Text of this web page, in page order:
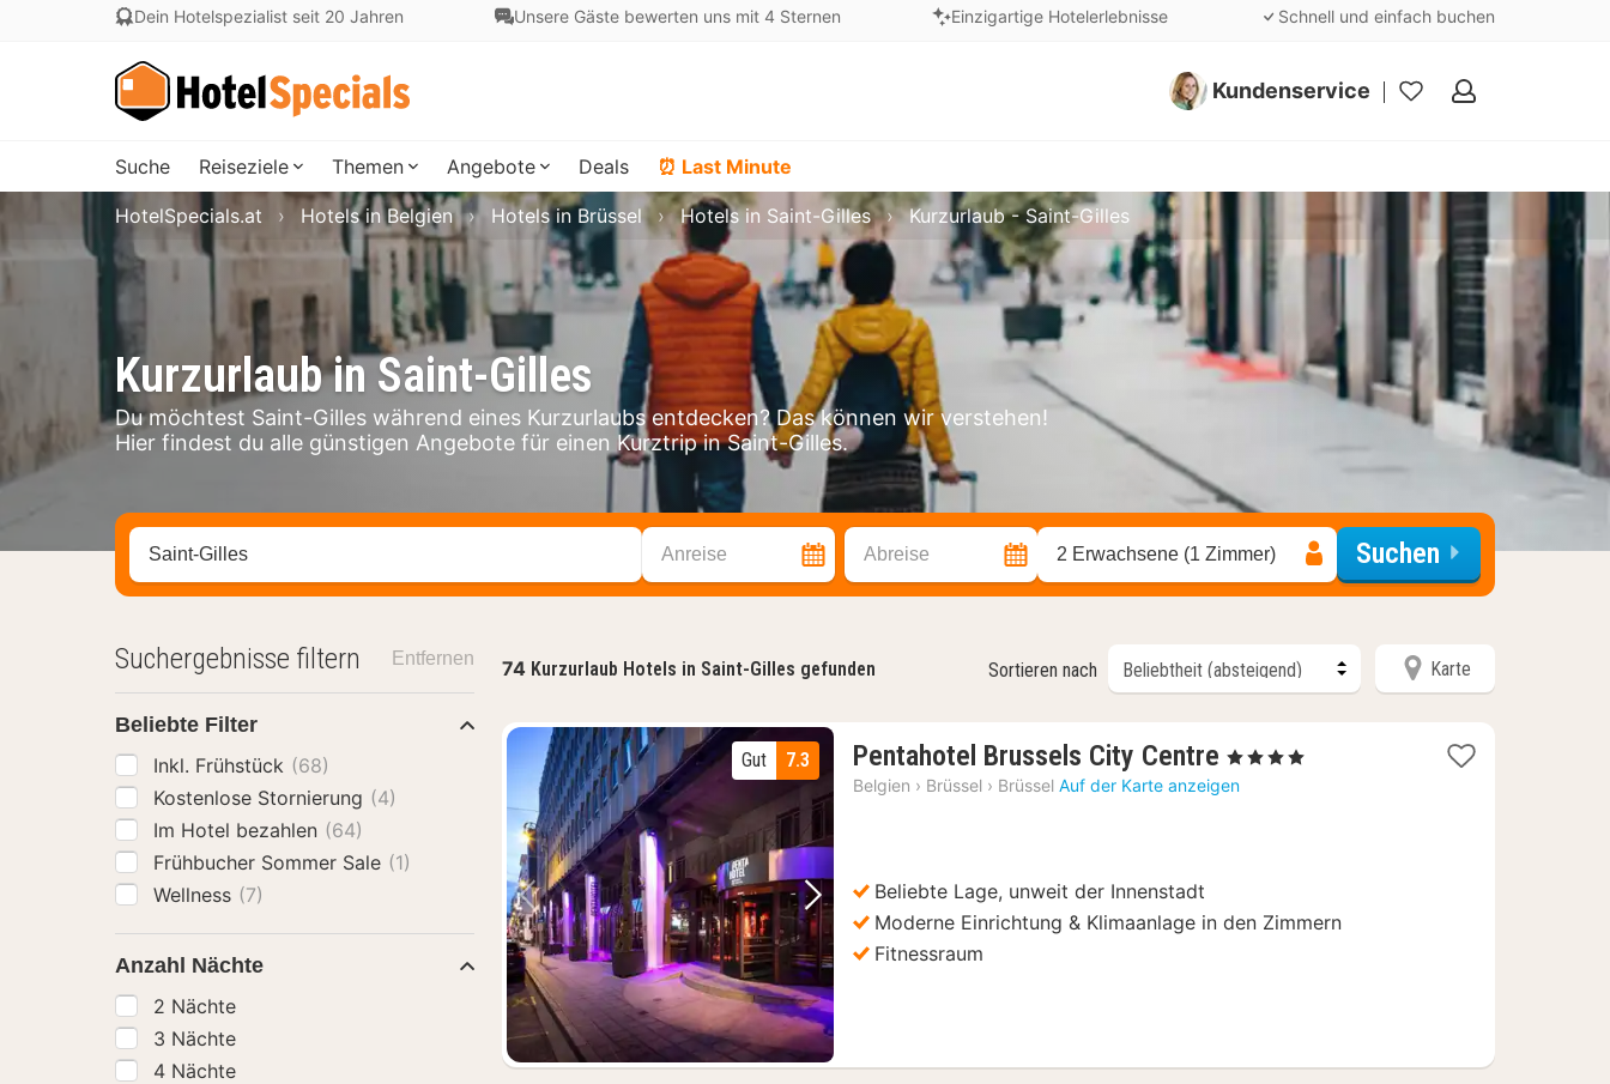
Dein Hotelspezialist seit 20 Jahren Unsere Gäste bewerten uns mit 4 Sternen Einzigartige Hotelerlebnisse Schnell und einfach buchen
Kundenservice
Meine
Suche Reiseziele Themen Angebote Deals ⏰ Last Minute
Kurzurlaub in Saint-Gilles
Du möchtest Saint-Gilles während eines Kurzurlaubs entdecken? Das können wir verstehen!
Hier findest du alle günstigen Angebote für einen Kurztrip in Saint-Gilles.
HotelSpecials.at Hotels in Belgien Hotels in Brüssel Hotels in Saint-Gilles Kurzurlaub - Saint-Gilles
Stadt, Region oder Hotel suchen Anreise Abreise 2 Erwachsene (1 Zimmer) Suchen
74 Kurzurlaub Hotels in Saint-Gilles gefunden Sortieren nach Karte
Vorheriges Bild Nächstes Bild
7.3
Gut Pentahotel Brussels City Centre 1
Nacht
, 4 Sterne
Belgien › Brüssel › Brüssel Auf der Karte anzeigen
Beliebte Lage, unweit der Innenstadt
Moderne Einrichtung & Klimaanlage in den Zimmern
Fitnessraum
Suchergebnisse filtern Entfernen
Beliebte Filter
Inkl. Frühstück (68)
Kostenlose Stornierung (4)
Im Hotel bezahlen (64)
Frühbucher Sommer Sale (1)
Wellness (7)
Anzahl Nächte
2 Nächte
3 Nächte
4 Nächte